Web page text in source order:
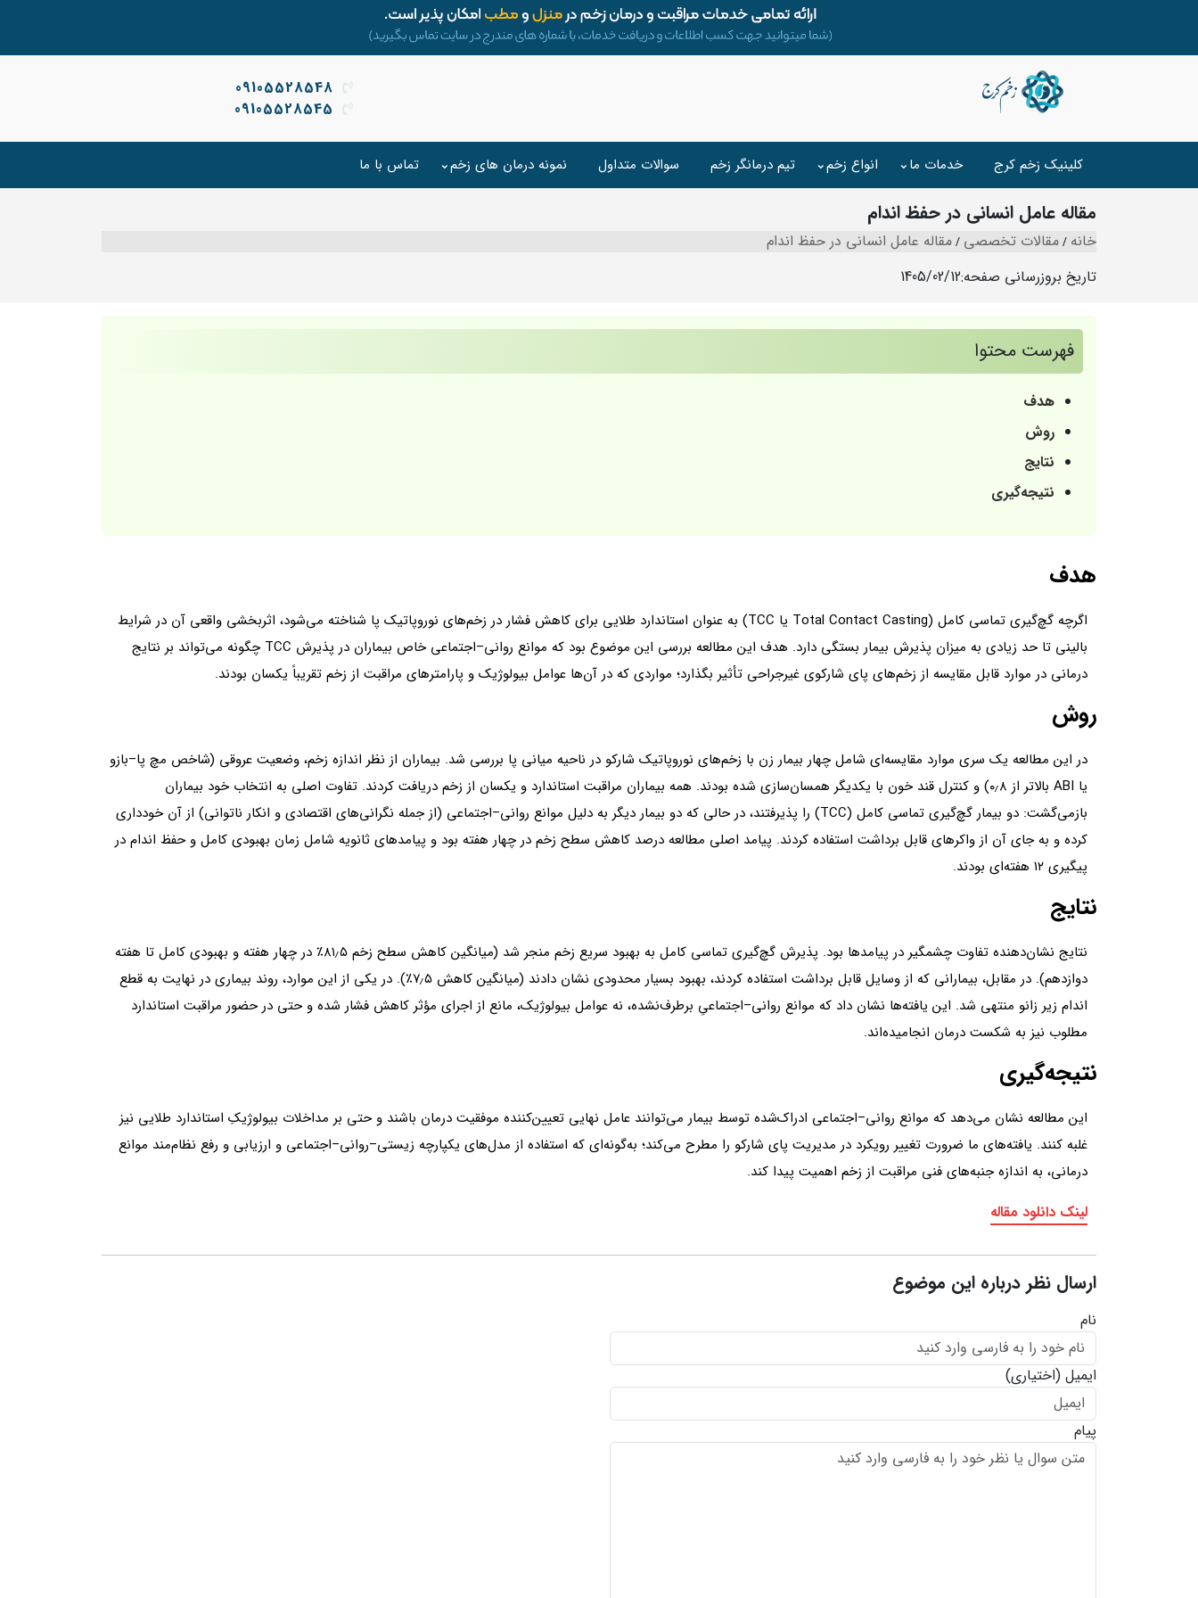
09105528548
09105528545
کلینیک زخم کرج خدمات ما انواع زخم تیم درمانگر زخم سوالات متداول نمونه درمان های زخم تماس با ما
مقاله عامل انسانی در حفظ اندام
خانه مقالات تخصصی مقاله عامل انسانی در حفظ اندام
تاریخ بروزرسانی صفحه:1405/02/12
فهرست محتوا
هدف
روش
نتایج
نتیجه‌گیری
هدف
اگرچه گچ‌گیری تماسی کامل (Total Contact Casting یا TCC) به عنوان استاندارد طلایی برای کاهش فشار در زخم‌های نوروپاتیک پا شناخته می‌شود، اثربخشی واقعی آن در شرایط
بالینی تا حد زیادی به میزان پذیرش بیمار بستگی دارد. هدف این مطالعه بررسی این موضوع بود که موانع روانی–اجتماعی خاص بیماران در پذیرش TCC چگونه می‌تواند بر نتایج
درمانی در موارد قابل مقایسه از زخم‌های پای شارکوی غیرجراحی تأثیر بگذارد؛ مواردی که در آن‌ها عوامل بیولوژیک و پارامترهای مراقبت از زخم تقریباً یکسان بودند.
روش
در این مطالعه یک سری موارد مقایسه‌ای شامل چهار بیمار زن با زخم‌های نوروپاتیک شارکو در ناحیه میانی پا بررسی شد. بیماران از نظر اندازه زخم، وضعیت عروقی (شاخص مچ پا–بازو
یا ABI بالاتر از ۰٫۸) و کنترل قند خون با یکدیگر همسان‌سازی شده بودند. همه بیماران مراقبت استاندارد و یکسان از زخم دریافت کردند. تفاوت اصلی به انتخاب خود بیماران
بازمی‌گشت: دو بیمار گچ‌گیری تماسی کامل (TCC) را پذیرفتند، در حالی که دو بیمار دیگر به دلیل موانع روانی–اجتماعی (از جمله نگرانی‌های اقتصادی و انکار ناتوانی) از آن خودداری
کرده و به جای آن از واکرهای قابل برداشت استفاده کردند. پیامد اصلی مطالعه درصد کاهش سطح زخم در چهار هفته بود و پیامدهای ثانویه شامل زمان بهبودی کامل و حفظ اندام در
پیگیری ۱۲ هفته‌ای بودند.
نتایج
نتایج نشان‌دهنده تفاوت چشمگیر در پیامدها بود. پذیرش گچ‌گیری تماسی کامل به بهبود سریع زخم منجر شد (میانگین کاهش سطح زخم ۸۱٫۵٪ در چهار هفته و بهبودی کامل تا هفته
دوازدهم). در مقابل، بیمارانی که از وسایل قابل برداشت استفاده کردند، بهبود بسیار محدودی نشان دادند (میانگین کاهش ۷٫۵٪). در یکی از این موارد، روند بیماری در نهایت به قطع
اندام زیر زانو منتهی شد. این یافته‌ها نشان داد که موانع روانی–اجتماعیِ برطرف‌نشده، نه عوامل بیولوژیک، مانع از اجرای مؤثر کاهش فشار شده و حتی در حضور مراقبت استاندارد
مطلوب نیز به شکست درمان انجامیده‌اند.
نتیجه‌گیری
این مطالعه نشان می‌دهد که موانع روانی–اجتماعی ادراک‌شده توسط بیمار می‌توانند عامل نهایی تعیین‌کننده موفقیت درمان باشند و حتی بر مداخلات بیولوژیکِ استاندارد طلایی نیز
غلبه کنند. یافته‌های ما ضرورت تغییر رویکرد در مدیریت پای شارکو را مطرح می‌کند؛ به‌گونه‌ای که استفاده از مدل‌های یکپارچه زیستی–روانی–اجتماعی و ارزیابی و رفع نظام‌مند موانع
درمانی، به اندازه جنبه‌های فنی مراقبت از زخم اهمیت پیدا کند.
لینک دانلود مقاله
ارسال نظر درباره این موضوع
نام
ایمیل (اختیاری)
پیام